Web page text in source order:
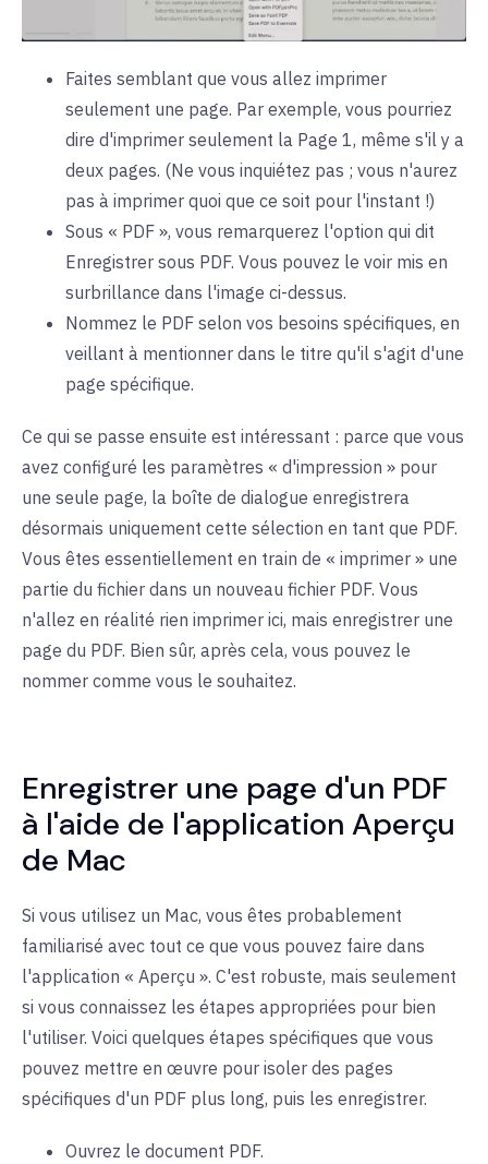
Faites semblant que vous allez imprimer
seulement une page. Par exemple, vous pourriez
dire d'imprimer seulement la Page 1, même s'il y a
deux pages. (Ne vous inquiétez pas ; vous n'aurez
pas à imprimer quoi que ce soit pour l'instant !)
Sous « PDF », vous remarquerez l'option qui dit
Enregistrer sous PDF. Vous pouvez le voir mis en
surbrillance dans l'image ci-dessus.
Nommez le PDF selon vos besoins spécifiques, en
veillant à mentionner dans le titre qu'il s'agit d'une
page spécifique.
Ce qui se passe ensuite est intéressant : parce que vous
avez configuré les paramètres « d'impression » pour
une seule page, la boîte de dialogue enregistrera
désormais uniquement cette sélection en tant que PDF.
Vous êtes essentiellement en train de « imprimer » une
partie du fichier dans un nouveau fichier PDF. Vous
n'allez en réalité rien imprimer ici, mais enregistrer une
page du PDF. Bien sûr, après cela, vous pouvez le
nommer comme vous le souhaitez.
Enregistrer une page d'un PDF
à l'aide de l'application Aperçu
de Mac
Si vous utilisez un Mac, vous êtes probablement
familiarisé avec tout ce que vous pouvez faire dans
l'application « Aperçu ». C'est robuste, mais seulement
si vous connaissez les étapes appropriées pour bien
l'utiliser. Voici quelques étapes spécifiques que vous
pouvez mettre en œuvre pour isoler des pages
spécifiques d'un PDF plus long, puis les enregistrer.
Ouvrez le document PDF.